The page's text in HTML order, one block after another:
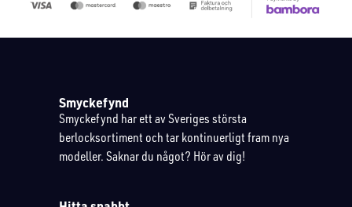
Smyckefynd
Smyckefynd har ett av Sveriges största
berlocksortiment och tar kontinuerligt fram nya
modeller. Saknar du något? Hör av dig!